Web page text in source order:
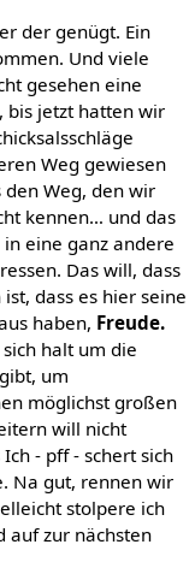
der genügt. Ein
Und viele
gesehen eine
bis jetzt hatten wir
Weg gewiesen
Weg, den wir
kennen… und das
eine ganz andere
Das will, dass
dass es hier seine
haben, Freude.
halt um die
um
möglichst großen
will nicht
- pff - schert sich
Na gut, rennen wir
stolpere ich
auf zur nächsten